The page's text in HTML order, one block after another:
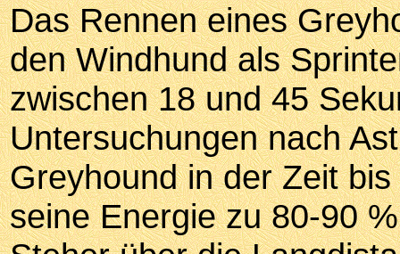
Das Rennen eines
den Windhund als
zwischen 18 und 45
Untersuchungen nach
Greyhound in der Zeit
seine Energie zu 80-90